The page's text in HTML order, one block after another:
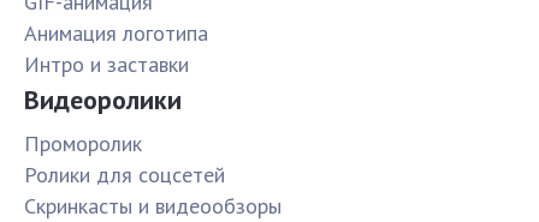
Анимация логотипа
Интро и заставки
Видеоролики
Проморолик
Ролики для соцсетей
Скринкасты и видеообзоры